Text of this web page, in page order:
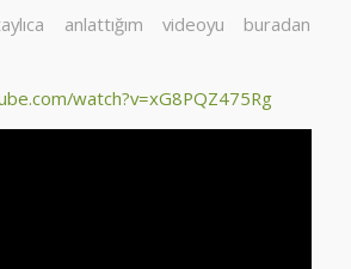
anlattığım videoyu buradan
watch?v=xG8PQZ475Rg